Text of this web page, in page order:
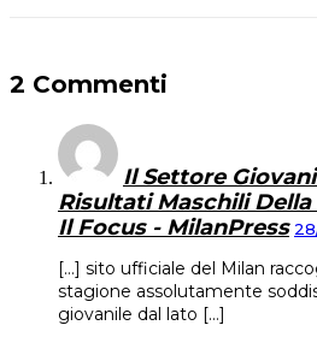
2 Commenti
Il Settore
Risultati Maschili
Il Focus - MilanPress
[…] sito ufficiale del Milan
stagione assolutamente
giovanile dal lato […]